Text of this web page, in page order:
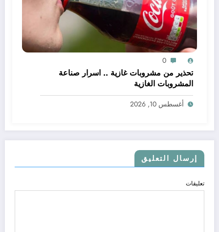
0
تحذير من مشروبات غازية .. اسرار صناعة
المشروبات الغازية
أغسطس 10, 2026
إرسال التعليق
تعليقات